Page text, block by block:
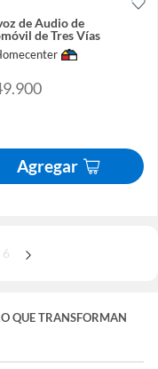
de Audio de
de Tres Vías
Agregar
6
QUE TRANSFORMAN